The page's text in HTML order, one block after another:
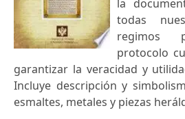
la
todas
regimos
protocolo
garantizar la veracidad y
Incluye descripción y
esmaltes, metales y piezas